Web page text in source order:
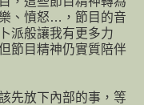
、憤怒…，節目的音
派般讓我有更多力
節目精神仍實質陪伴
先放下內部的事，等